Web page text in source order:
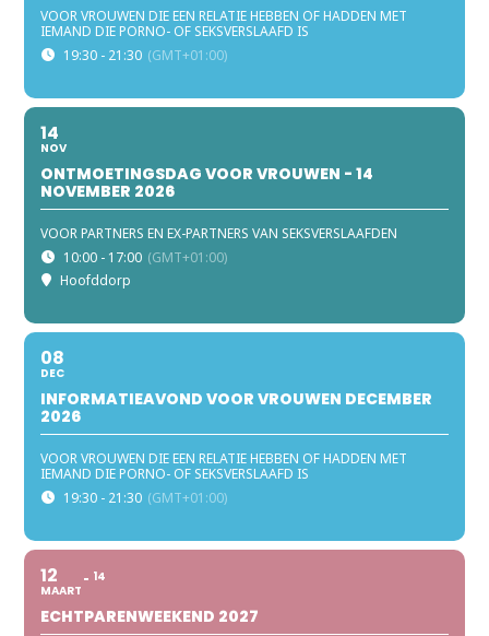
VOOR VROUWEN DIE EEN RELATIE HEBBEN OF HADDEN MET
IEMAND DIE PORNO- OF SEKSVERSLAAFD IS
19:30 - 21:30 (GMT+01:00)
14
NOV
ONTMOETINGSDAG VOOR VROUWEN - 14
NOVEMBER 2026
VOOR PARTNERS EN EX-PARTNERS VAN SEKSVERSLAAFDEN
10:00 - 17:00 (GMT+01:00)
Hoofddorp
08
DEC
INFORMATIEAVOND VOOR VROUWEN DECEMBER
2026
VOOR VROUWEN DIE EEN RELATIE HEBBEN OF HADDEN MET
IEMAND DIE PORNO- OF SEKSVERSLAAFD IS
19:30 - 21:30 (GMT+01:00)
12
MAART
14
ECHTPARENWEEKEND 2027